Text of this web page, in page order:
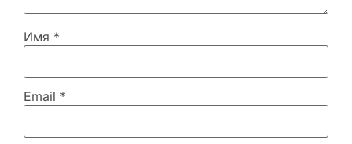
Имя *
Email *